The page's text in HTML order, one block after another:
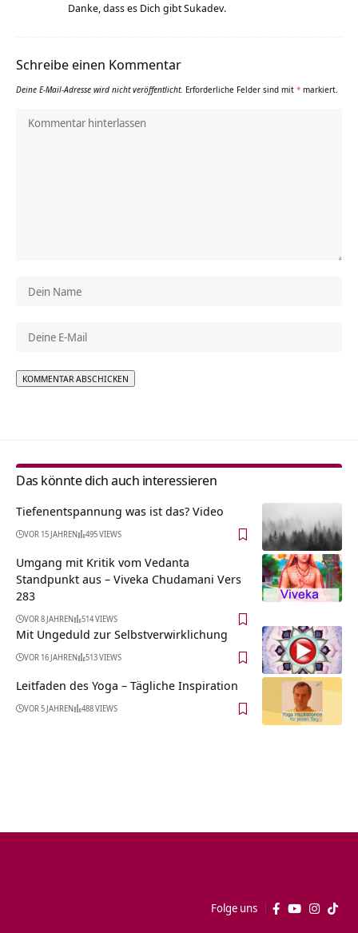
Danke, dass es Dich gibt Sukadev.
Schreibe einen Kommentar
Deine E-Mail-Adresse wird nicht veröffentlicht. Erforderliche Felder sind mit * markiert.
Das könnte dich auch interessieren
Tiefenentspannung was ist das? Video
VOR 15 JAHREN 495 VIEWS
Umgang mit Kritik vom Vedanta
Standpunkt aus – Viveka Chudamani Vers
283
VOR 8 JAHREN 514 VIEWS
Mit Ungeduld zur Selbstverwirklichung
VOR 16 JAHREN 513 VIEWS
Leitfaden des Yoga – Tägliche Inspiration
VOR 5 JAHREN 488 VIEWS
Folge uns